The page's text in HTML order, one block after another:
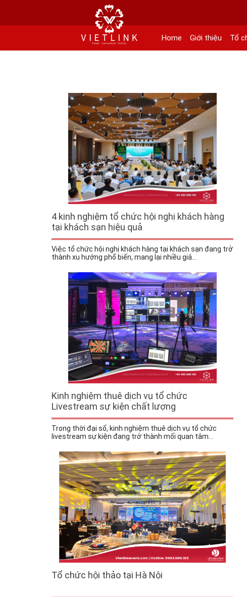
152 Khuất Duy Tiến - Phường Nhân Chính, Quận Thanh Xuân - Hà Nội
Kho xưởng: Lô 2, Làng Nghề Vạn Phúc, Hà Đông, Hà Nội.
Hotline/ skype/ Wechat/ Whatsapp : +84 .0983.686.183 / Tel : +84 243 785 8551 ext 101
Home Giới thiệu Tổ
4 kinh nghiệm tổ chức hội nghị khách hàng
tại khách sạn hiệu quả
Việc tổ chức hội nghị khách hàng tại khách sạn đang trở
thành xu hướng phổ biến, mang lại nhiều giá...
Kinh nghiệm thuê dịch vụ tổ chức
Livestream sự kiện chất lượng
Trong thời đại số, kinh nghiệm thuê dịch vụ tổ chức
livestream sự kiện đang trở thành mối quan tâm...
Tổ chức hội thảo tại Hà Nội